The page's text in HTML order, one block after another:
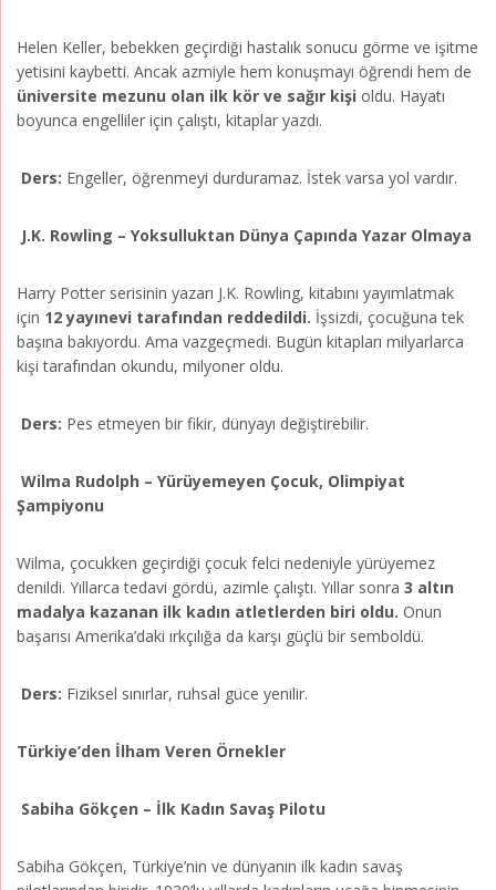
Helen Keller, bebekken geçirdiği hastalık sonucu görme ve işitme
yetisini kaybetti. Ancak azmiyle hem konuşmayı öğrendi hem de
üniversite mezunu olan ilk kör ve sağır kişi oldu. Hayatı
boyunca engelliler için çalıştı, kitaplar yazdı.
Ders: Engeller, öğrenmeyi durduramaz. İstek varsa yol vardır.
J.K. Rowling – Yoksulluktan Dünya Çapında Yazar Olmaya
Harry Potter serisinin yazarı J.K. Rowling, kitabını yayımlatmak
için 12 yayınevi tarafından reddedildi. İşsizdi, çocuğuna tek
başına bakıyordu. Ama vazgeçmedi. Bugün kitapları milyarlarca
kişi tarafından okundu, milyoner oldu.
Ders: Pes etmeyen bir fikir, dünyayı değiştirebilir.
Wilma Rudolph – Yürüyemeyen Çocuk, Olimpiyat
Şampiyonu
Wilma, çocukken geçirdiği çocuk felci nedeniyle yürüyemez
denildi. Yıllarca tedavi gördü, azimle çalıştı. Yıllar sonra 3 altın
madalya kazanan ilk kadın atletlerden biri oldu. Onun
başarısı Amerika’daki ırkçılığa da karşı güçlü bir semboldü.
Ders: Fiziksel sınırlar, ruhsal güce yenilir.
Türkiye’den İlham Veren Örnekler
Sabiha Gökçen – İlk Kadın Savaş Pilotu
Sabiha Gökçen, Türkiye’nin ve dünyanın ilk kadın savaş